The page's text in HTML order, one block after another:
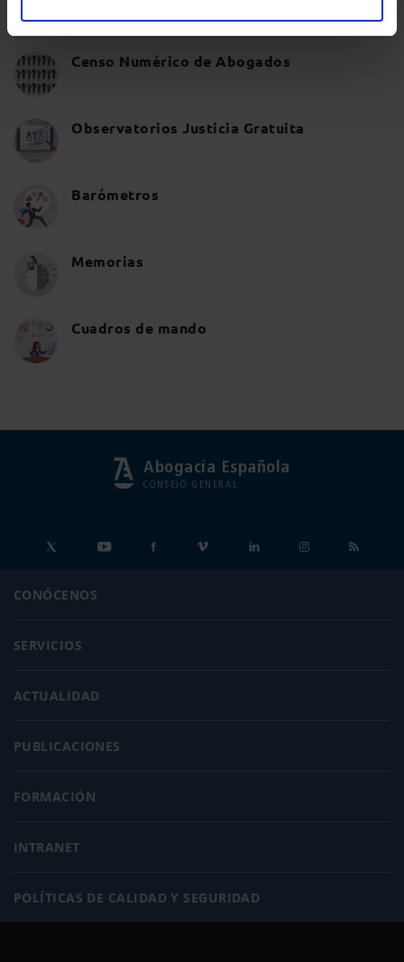
ABOGACÍA EN DATOS
Censo Numérico de Abogados
Observatorios Justicia Gratuita
Barómetros
Memorias
Cuadros de mando
Abogacía Española
CONSEJO GENERAL
CONÓCENOS
SERVICIOS
ACTUALIDAD
PUBLICACIONES
FORMACIÓN
INTRANET
POLÍTICAS DE CALIDAD Y SEGURIDAD